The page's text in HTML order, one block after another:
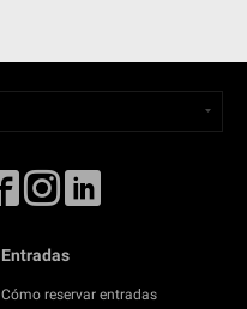
Entradas
Cómo reservar entradas